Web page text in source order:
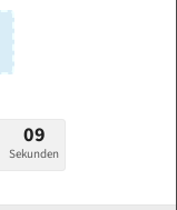
mm
08
Sekunden